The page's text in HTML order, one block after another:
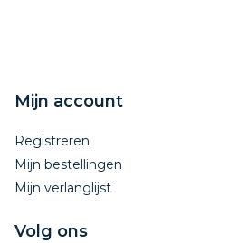
Mijn account
Registreren
Mijn bestellingen
Mijn verlanglijst
Volg ons